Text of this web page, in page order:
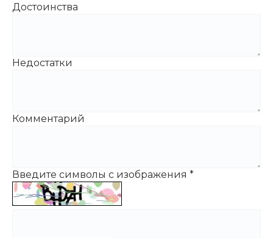
Достоинства
Недостатки
Комментарий
Введите символы с изображения *